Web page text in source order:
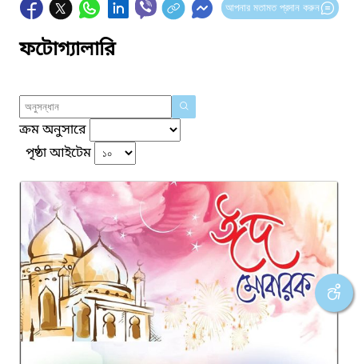
আপনার মতামত প্রদান করুন
ফটোগ্যালারি
ক্রম অনুসারে
পৃষ্ঠা আইটেম